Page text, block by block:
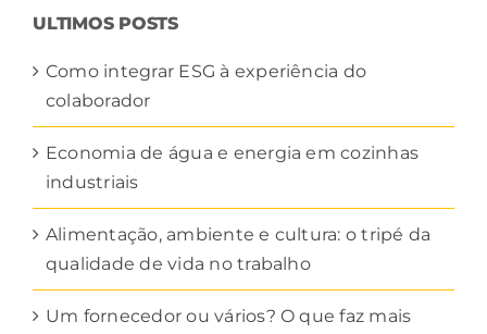
ULTIMOS POSTS
Como integrar ESG à experiência do
colaborador
Economia de água e energia em cozinhas
industriais
Alimentação, ambiente e cultura: o tripé da
qualidade de vida no trabalho
Um fornecedor ou vários? O que faz mais